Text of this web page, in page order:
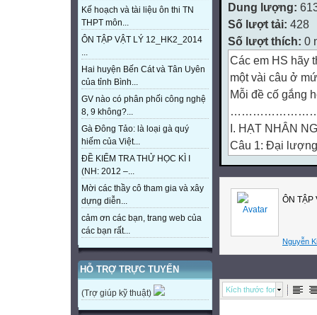
Kế hoạch và tài liệu ôn thi TN
THPT môn...
ÔN TẬP VẬT LÝ 12_HK2_2014
...
Hai huyện Bến Cát và Tân Uyên
của tỉnh Bình...
GV nào có phân phối công nghệ
8, 9 không?...
Gà Đông Tảo: là loại gà quý
hiếm của Việt...
ĐỀ KIỂM TRA THỬ HỌC KÌ I
(NH: 2012 –...
Mời các thầy cô tham gia và xây
dựng diễn...
cảm ơn các bạn, trang web của
các bạn rất...
HỖ TRỢ TRỰC TUYẾN
(Trợ giúp kỹ thuật)
Dung lượng:
Số lượt tải: 428
Số lượt thích: 0
Các em HS hãy
một vài câu ở
Mỗi đề cố gắng
I. HẠT NHÂN
Câu 1: Đại
A. Độ hụt khối
C. năng lượng
Câu 2: Hạt
A. 5p và 6n B.
nhân ban đầu bị
C. thời gian
Câu 4: Năng
ÔN TẬP
Nguyễn
Kích thước font